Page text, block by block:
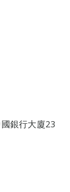
銀行大廈23